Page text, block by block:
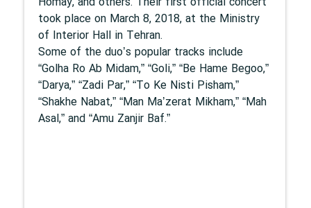
took place on March 8, 2018, at the Ministry
of Interior Hall in Tehran.
Some of the duo’s popular tracks include
“Golha Ro Ab Midam,” “Goli,” “Be Hame Begoo,”
“Darya,” “Zadi Par,” “To Ke Nisti Pisham,”
“Shakhe Nabat,” “Man Ma’zerat Mikham,” “Mah
Asal,” and “Amu Zanjir Baf.”